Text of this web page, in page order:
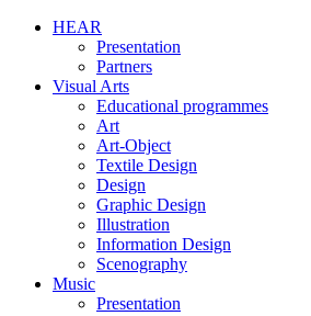
HEAR
Presentation
Partners
Visual Arts
Educational programmes
Art
Art-Object
Textile Design
Design
Graphic Design
Illustration
Information Design
Scenography
Music
Presentation